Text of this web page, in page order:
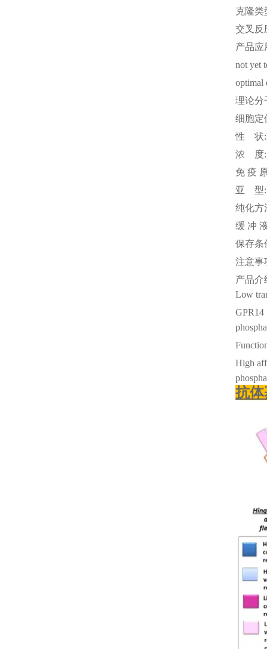
克隆类
交叉反
产品应
not yet
optimal
理论分
细胞定
性
状
浓
度
免 疫
亚
型
纯化方
缓 冲
保存条
注意事
产品介
Low
GPR14
High
抗